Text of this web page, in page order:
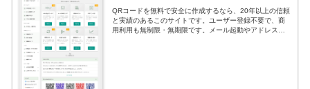
QRコードを無料で安全に作成するなら、20年以上の信頼
と実績のあるこのサイトです。ユーザー登録不要で、商
用利用も無制限・無期限です。メール起動やアドレス帳